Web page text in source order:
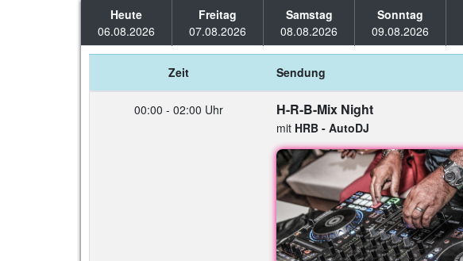
Heute
06.08.2026
Freitag
07.08.2026
Samstag
08.08.2026
Sonntag
09.08.2026
Zeit Sendung
00:00 - 02:00 Uhr H-R-B-Mix Night
mit HRB - AutoDJ